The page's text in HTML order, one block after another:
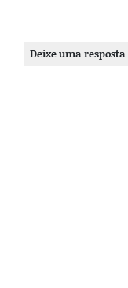
Deixe uma resposta